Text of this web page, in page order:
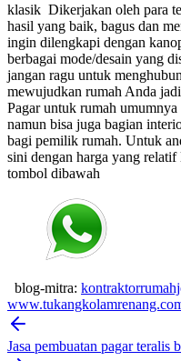
klasik Dikerjakan oleh para
hasil yang baik, bagus dan
ingin dilengkapi dengan
berbagai mode/desain yang
jangan ragu untuk
mewujudkan rumah Anda
Pagar untuk rumah
namun bisa juga bagian
bagi pemilik rumah. Untuk
sini dengan harga yang relatif
tombol dibawah
blog-mitra:
Post
navigation
Jasa pembuatan pagar